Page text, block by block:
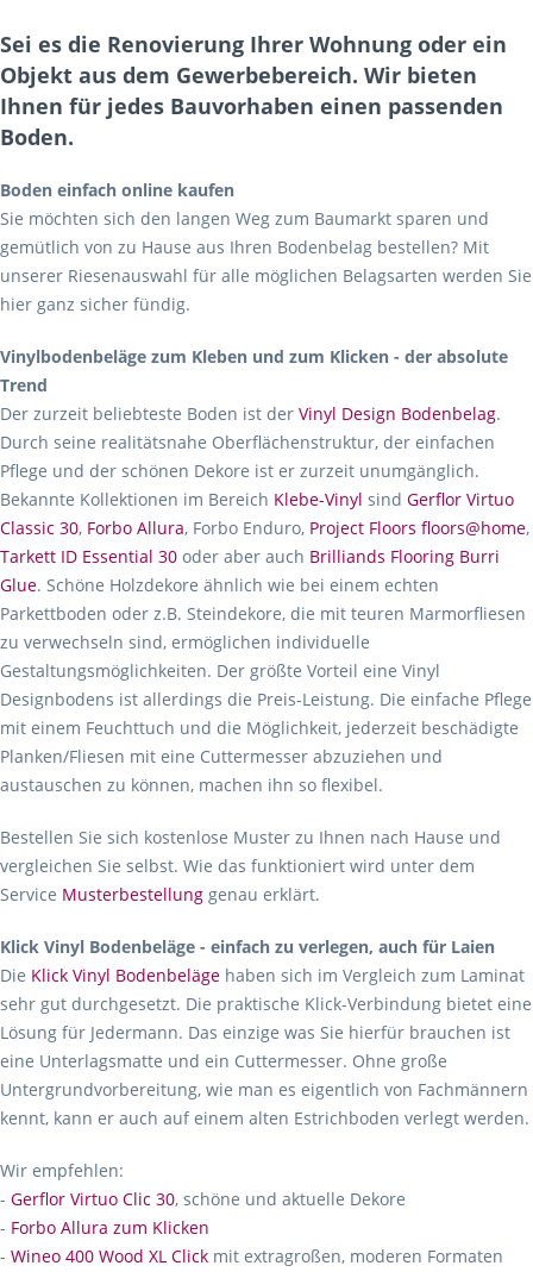
Sei es die Renovierung Ihrer Wohnung oder ein
Objekt aus dem Gewerbebereich. Wir bieten
Ihnen für jedes Bauvorhaben einen passenden
Boden.
Boden einfach online kaufen
Sie möchten sich den langen Weg zum Baumarkt sparen und
gemütlich von zu Hause aus Ihren Bodenbelag bestellen? Mit
unserer Riesenauswahl für alle möglichen Belagsarten werden Sie
hier ganz sicher fündig.
Vinylbodenbeläge zum Kleben und zum Klicken - der absolute
Trend
Der zurzeit beliebteste Boden ist der Vinyl Design Bodenbelag.
Durch seine realitätsnahe Oberflächenstruktur, der einfachen
Pflege und der schönen Dekore ist er zurzeit unumgänglich.
Bekannte Kollektionen im Bereich Klebe-Vinyl sind Gerflor Virtuo
Classic 30, Forbo Allura, Forbo Enduro, Project Floors floors@home,
Tarkett ID Essential 30 oder aber auch Brilliands Flooring Burri
Glue. Schöne Holzdekore ähnlich wie bei einem echten
Parkettboden oder z.B. Steindekore, die mit teuren Marmorfliesen
zu verwechseln sind, ermöglichen individuelle
Gestaltungsmöglichkeiten. Der größte Vorteil eine Vinyl
Designbodens ist allerdings die Preis-Leistung. Die einfache Pflege
mit einem Feuchttuch und die Möglichkeit, jederzeit beschädigte
Planken/Fliesen mit eine Cuttermesser abzuziehen und
austauschen zu können, machen ihn so flexibel.
Bestellen Sie sich kostenlose Muster zu Ihnen nach Hause und
vergleichen Sie selbst. Wie das funktioniert wird unter dem
Service Musterbestellung genau erklärt.
Klick Vinyl Bodenbeläge - einfach zu verlegen, auch für Laien
Die Klick Vinyl Bodenbeläge haben sich im Vergleich zum Laminat
sehr gut durchgesetzt. Die praktische Klick-Verbindung bietet eine
Lösung für Jedermann. Das einzige was Sie hierfür brauchen ist
eine Unterlagsmatte und ein Cuttermesser. Ohne große
Untergrundvorbereitung, wie man es eigentlich von Fachmännern
kennt, kann er auch auf einem alten Estrichboden verlegt werden.
Wir empfehlen:
- Gerflor Virtuo Clic 30, schöne und aktuelle Dekore
- Forbo Allura zum Klicken
- Wineo 400 Wood XL Click mit extragroßen, moderen Formaten